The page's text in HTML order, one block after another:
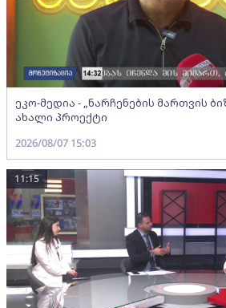
ეკო-მედია - „ნარჩენების მართვის
ახალი პროექტი
2026/08/07 15:03
11:15